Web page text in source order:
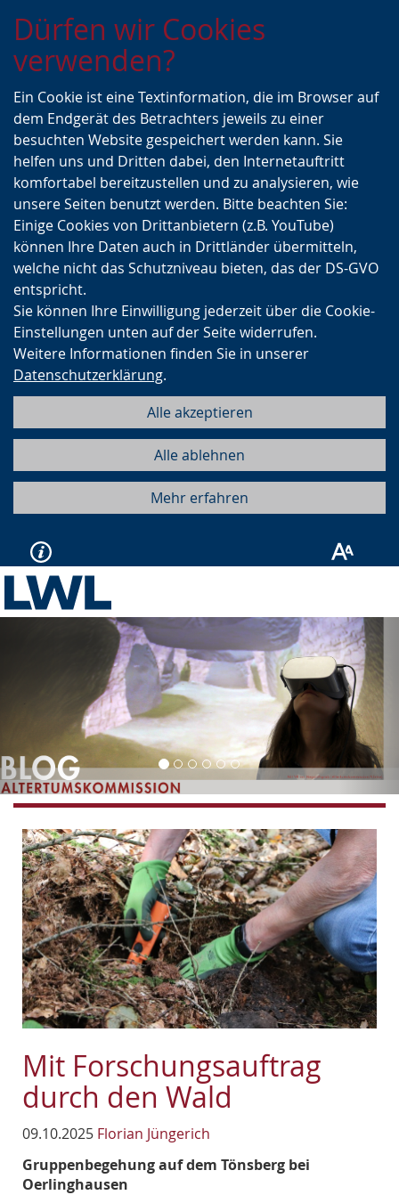
Zur
Hauptnavigation
Zur
Seitennavigation
Zum
Inhalt
Dürfen wir Cookies
verwenden?
Ein Cookie ist eine Textinformation, die im Browser auf
dem Endgerät des Betrachters jeweils zu einer
besuchten Website gespeichert werden kann. Sie
helfen uns und Dritten dabei, den Internetauftritt
komfortabel bereitzustellen und zu analysieren, wie
unsere Seiten benutzt werden. Bitte beachten Sie:
Einige Cookies von Drittanbietern (z.B. YouTube)
können Ihre Daten auch in Drittländer übermitteln,
welche nicht das Schutzniveau bieten, das der DS-GVO
entspricht.
Sie können Ihre Einwilligung jederzeit über die Cookie-
Einstellungen unten auf der Seite widerrufen.
Weitere Informationen finden Sie in unserer
Datenschutzerklärung.
Alle akzeptieren
Alle ablehnen
Mehr erfahren
Vorherige
Mit Forschungsauftrag
durch den Wald
09.10.2025 Florian Jüngerich
Gruppenbegehung auf dem Tönsberg bei
Oerlinghausen